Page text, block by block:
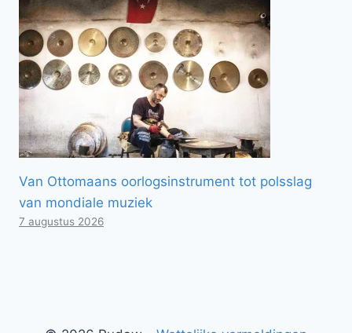
Van Ottomaans oorlogsinstrument tot polsslag
van mondiale muziek
7 augustus 2026